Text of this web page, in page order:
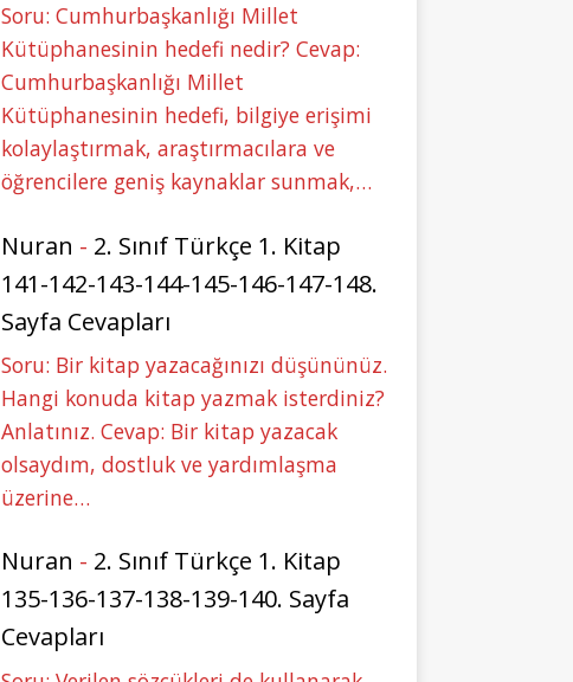
Soru: Cumhurbaşkanlığı Millet
Kütüphanesinin hedefi nedir? Cevap:
Cumhurbaşkanlığı Millet
Kütüphanesinin hedefi, bilgiye erişimi
kolaylaştırmak, araştırmacılara ve
öğrencilere geniş kaynaklar sunmak,…
Nuran - 2. Sınıf Türkçe 1. Kitap
141-142-143-144-145-146-147-148.
Sayfa Cevapları
Soru: Bir kitap yazacağınızı düşününüz.
Hangi konuda kitap yazmak isterdiniz?
Anlatınız. Cevap: Bir kitap yazacak
olsaydım, dostluk ve yardımlaşma
üzerine…
Nuran - 2. Sınıf Türkçe 1. Kitap
135-136-137-138-139-140. Sayfa
Cevapları